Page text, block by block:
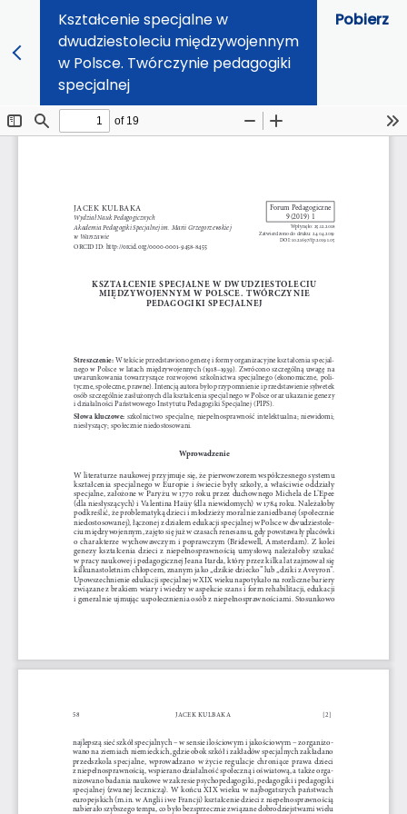
Kształcenie specjalne w
dwudziestoleciu międzywojennym
w Polsce. Twórczynie pedagogiki
specjalnej
Pobierz